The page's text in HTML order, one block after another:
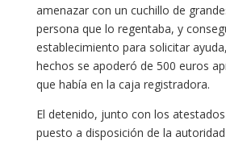
amenazar con un cuchillo de
persona que lo regentaba, y
establecimiento para solicitar
hechos se apoderó de 500 euros
que había en la caja registradora.
El detenido, junto con los
puesto a disposición de la